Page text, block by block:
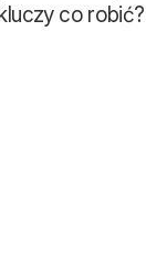
co